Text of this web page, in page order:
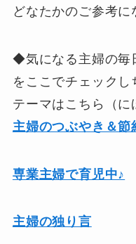
どなたかのご参考
◆気になる主婦の毎
をここでチェック
テーマはこちら（に
主婦のつぶやき＆
専業主婦で育児中♪
主婦の独り言